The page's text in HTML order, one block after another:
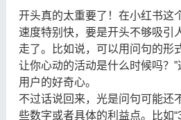
开头真的太重要了！在小红书这
速度特别快，要是开头不够吸引
走了。比如说，可以用问句的形
让你心动的活动是什么时候吗？
用户的好奇心。
不过话说回来，光是问句可能还
些数字或者具体的利益点。比如